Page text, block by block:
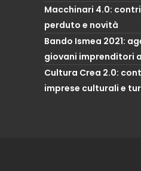
Macchinari 4.0:
perduto e novità
Bando Ismea 2021:
giovani imprenditori
Cultura Crea 2.0:
imprese culturali e